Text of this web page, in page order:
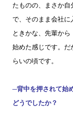
たものの、まさか自
で、そのまま会社
ときかな、先輩か
始めた感じです。
らいの頃です。
─背中を押されて始
どうでしたか？